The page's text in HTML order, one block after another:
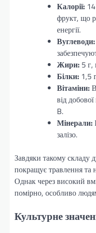
Калорії:
фрукт, що
енергії.
Вуглеводи:
Жири: 5 г,
Білки: 1,5
Вітаміни:
від
B.
Мінерали:
залізо.
Завдяки такому складу
покращує травлення та
Однак через високий
помірно, особливо
Культурне